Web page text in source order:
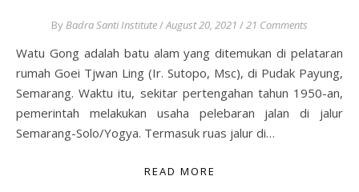
ByBadra Santi Institute/August 20, 2021 /21 Comments
Watu Gong adalah batu alam yang ditemukan di pelataran
rumah Goei Tjwan Ling (Ir. Sutopo, Msc), di Pudak Payung,
Semarang. Waktu itu, sekitar pertengahan tahun 1950-an,
pemerintah melakukan usaha pelebaran jalan di jalur
Semarang-Solo/Yogya. Termasuk ruas jalur di…
READ MORE